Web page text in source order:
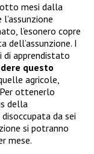
mesi dalla
l’esonero copre
dell’assunzione. I
apprendistato
questo
agricole,
ottenerlo
della
da sei
si potranno
mese.